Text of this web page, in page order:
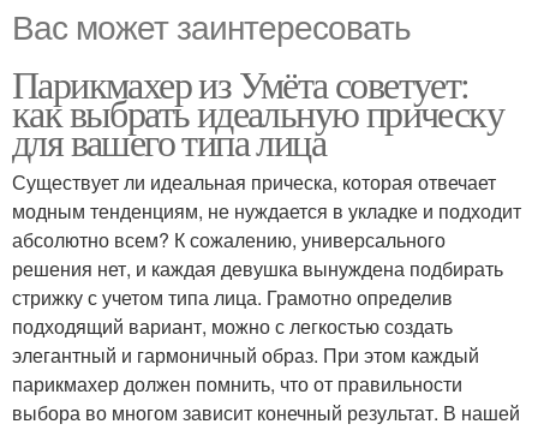
Вас может заинтересовать
Парикмахер из Умёта советует:
как выбрать идеальную прическу
для вашего типа лица
Существует ли идеальная прическа, которая отвечает
модным тенденциям, не нуждается в укладке и подходит
абсолютно всем? К сожалению, универсального
решения нет, и каждая девушка вынуждена подбирать
стрижку с учетом типа лица. Грамотно определив
подходящий вариант, можно с легкостью создать
элегантный и гармоничный образ. При этом каждый
парикмахер должен помнить, что от правильности
выбора во многом зависит конечный результат. В нашей